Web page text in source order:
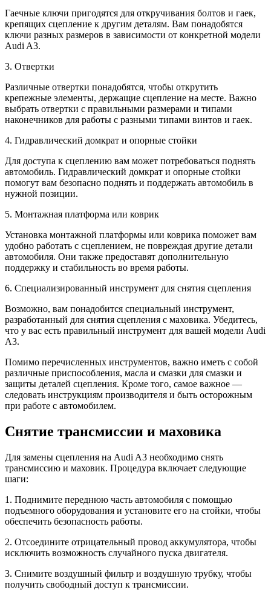
Гаечные ключи пригодятся для откручивания болтов и гаек,
крепящих сцепление к другим деталям. Вам понадобятся
ключи разных размеров в зависимости от конкретной модели
Audi A3.
3. Отвертки
Различные отвертки понадобятся, чтобы открутить
крепежные элементы, держащие сцепление на месте. Важно
выбрать отвертки с правильными размерами и типами
наконечников для работы с разными типами винтов и гаек.
4. Гидравлический домкрат и опорные стойки
Для доступа к сцеплению вам может потребоваться поднять
автомобиль. Гидравлический домкрат и опорные стойки
помогут вам безопасно поднять и поддержать автомобиль в
нужной позиции.
5. Монтажная платформа или коврик
Установка монтажной платформы или коврика поможет вам
удобно работать с сцеплением, не повреждая другие детали
автомобиля. Они также предоставят дополнительную
поддержку и стабильность во время работы.
6. Специализированный инструмент для снятия сцепления
Возможно, вам понадобится специальный инструмент,
разработанный для снятия сцепления с маховика. Убедитесь,
что у вас есть правильный инструмент для вашей модели Audi
A3.
Помимо перечисленных инструментов, важно иметь с собой
различные приспособления, масла и смазки для смазки и
защиты деталей сцепления. Кроме того, самое важное —
следовать инструкциям производителя и быть осторожным
при работе с автомобилем.
Снятие трансмиссии и маховика
Для замены сцепления на Audi A3 необходимо снять
трансмиссию и маховик. Процедура включает следующие
шаги:
1. Поднимите переднюю часть автомобиля с помощью
подъемного оборудования и установите его на стойки, чтобы
обеспечить безопасность работы.
2. Отсоедините отрицательный провод аккумулятора, чтобы
исключить возможность случайного пуска двигателя.
3. Снимите воздушный фильтр и воздушную трубку, чтобы
получить свободный доступ к трансмиссии.